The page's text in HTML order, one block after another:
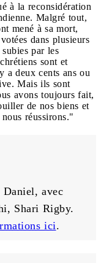
à la reconsidération
Malgré tout,
mené à sa mort,
dans plusieurs
par les
sont et
a deux cents ans ou
Mais ils sont
avons toujours fait,
de nos biens et
réussirons."
Daniel, avec
Shari Rigby.
ici.